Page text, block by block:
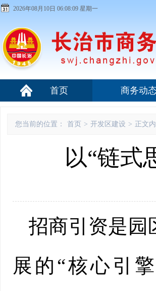
2026年08月10日 06:08:10 星期一
首页 商务动态
您当前的位置： 首页 > 开发区建设 > 正文
以“链式
招商引资是园
展的“核心引